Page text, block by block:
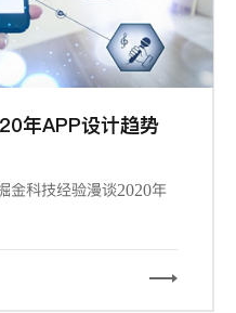
年APP设计趋势
金科技经验漫谈2020年